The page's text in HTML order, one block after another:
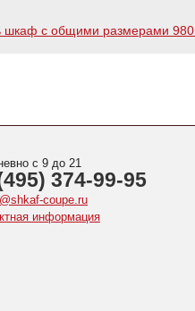
шкаф с общими размерами
с 9 до 21
374-99-95
coupe.ru
информация